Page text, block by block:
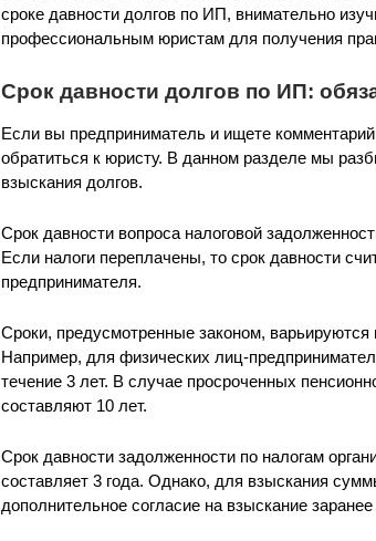
сроке давности долгов по ИП, внимательно
профессиональным юристам для получения
Срок давности долгов по ИП:
Если вы предприниматель и ищете
обратиться к юристу. В данном разделе мы
взыскания долгов.
Срок давности вопроса налоговой
Если налоги переплачены, то срок давности
предпринимателя.
Сроки, предусмотренные законом, варьируются
Например, для физических лиц-
течение 3 лет. В случае просроченных
составляют 10 лет.
Срок давности задолженности по налогам
составляет 3 года. Однако, для взыскания
дополнительное согласие на взыскание